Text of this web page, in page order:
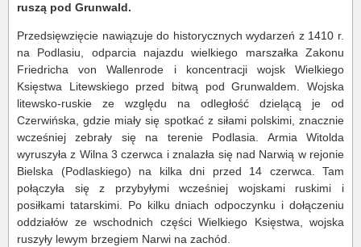
ruszą pod Grunwald.
Przedsięwzięcie nawiązuje do historycznych wydarzeń z 1410 r.
na Podlasiu, odparcia najazdu wielkiego marszałka Zakonu
Friedricha von Wallenrode i koncentracji wojsk Wielkiego
Księstwa Litewskiego przed bitwą pod Grunwaldem. Wojska
litewsko-ruskie ze względu na odległość dzielącą je od
Czerwińska, gdzie miały się spotkać z siłami polskimi, znacznie
wcześniej zebrały się na terenie Podlasia. Armia Witolda
wyruszyła z Wilna 3 czerwca i znalazła się nad Narwią w rejonie
Bielska (Podlaskiego) na kilka dni przed 14 czerwca. Tam
połączyła się z przybyłymi wcześniej wojskami ruskimi i
posiłkami tatarskimi. Po kilku dniach odpoczynku i dołączeniu
oddziałów ze wschodnich części Wielkiego Księstwa, wojska
ruszyły lewym brzegiem Narwi na zachód.